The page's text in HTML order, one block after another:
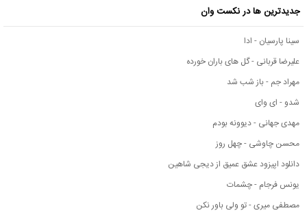
جدیدترین ها در نکست وان
سینا پارسیان - ادا
علیرضا قربانی - گل های باران خورده
مهراد جم - باز شب شد
شدو - ای وای
مهدی جهانی - دیوونه بودم
محسن چاوشی - چهل روز
دانلود اپیزود عشق عمیق از دیجی شاهین
یونس فرجام - چشمات
مصطفی میری - تو ولی باور نکن